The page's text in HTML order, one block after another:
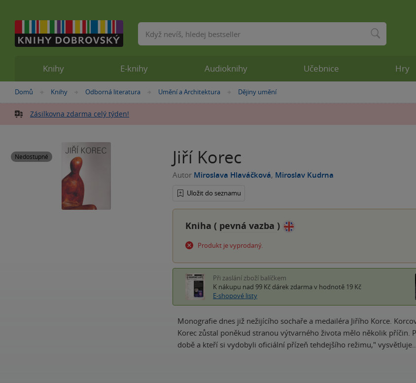
Nacházíte
zde:
Domů »
Knihy »
Odborná literatura »
Umění a Architektura »
Dějiny umění
Zásilkovna zdarma celý týden!
Nedostupné Jiří Korec
Autor Miroslava Hlaváčková, Miroslav Kudrna
Uložit do seznamu
Kniha ( pevná vazba )
Produkt je vyprodaný.
Při zaslání zboží balíčkem
K nákupu nad 99 Kč dárek zdarma v hodnotě 19 Kč
E-shopové listy
Monografie dnes již nežijícího sochaře a medailéra Jiřího Korce.
Korec zůstal poněkud stranou výtvarného života mělo několik
době a kteří si vydobyli oficiální přízeň tehdejšího režimu,"
Knihy E-knihy Audioknihy Učebnice Hry
Vyhledávání